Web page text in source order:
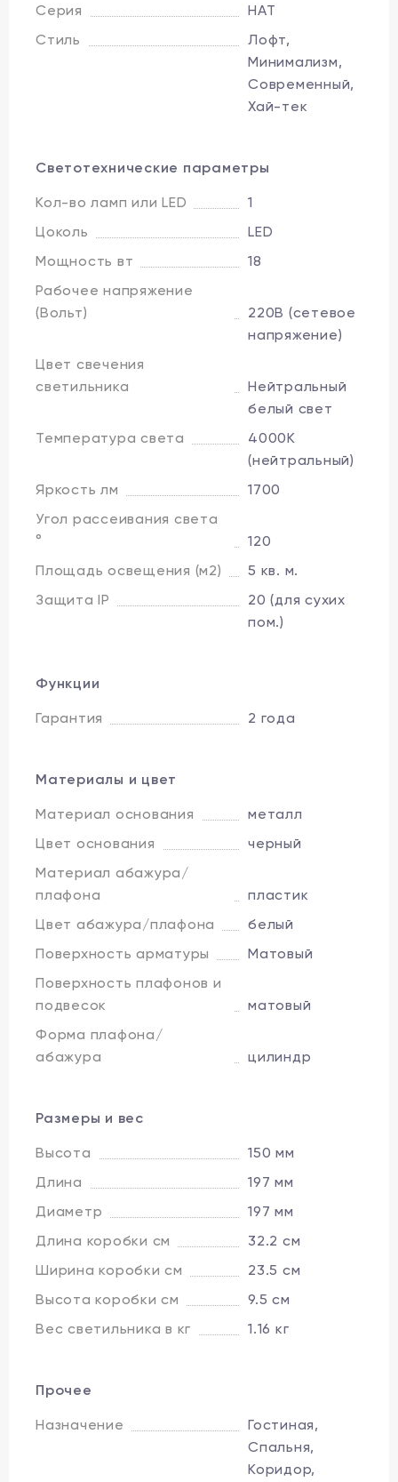
Серия
HAT
Стиль
Лофт,
Минимализм,
Современный,
Хай-тек
Светотехнические параметры
Кол-во ламп или LED
1
Цоколь
LED
Мощность вт
18
Рабочее напряжение
(Вольт)
220В (сетевое
напряжение)
Цвет свечения
светильника
Нейтральный
белый свет
Температура света
4000K
(нейтральный)
Яркость лм
1700
Угол рассеивания света
°
120
Площадь освещения (м2)
5 кв. м.
Защита IP
20 (для сухих
пом.)
Функции
Гарантия 2 года
Материалы и цвет
Материал основания
металл
Цвет основания
черный
Материал абажура/
плафона
пластик
Цвет абажура/плафона
белый
Поверхность арматуры
Матовый
Поверхность плафонов и
подвесок
матовый
Форма плафона/
абажура
цилиндр
Размеры и вес
Высота
150 мм
Длина
197 мм
Диаметр
197 мм
Длина коробки см
32.2 см
Ширина коробки см
23.5 см
Высота коробки см
9.5 см
Вес светильника в кг
1.16 кг
Прочее
Назначение
Гостиная,
Спальня,
Коридор,